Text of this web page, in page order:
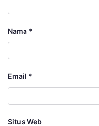
Nama *
Email *
Situs Web